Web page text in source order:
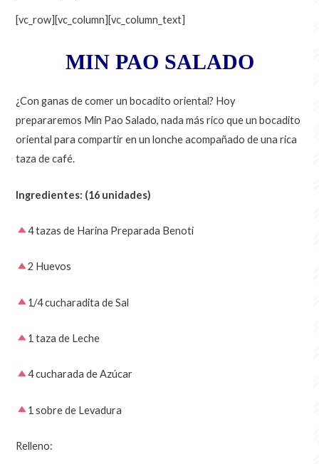
[vc_row][vc_column][vc_column_text]
MIN PAO SALADO
¿Con ganas de comer un bocadito oriental? Hoy
prepararemos Min Pao Salado, nada más rico que un bocadito
oriental para compartir en un lonche acompañado de una rica
taza de café.
Ingredientes: (16 unidades)
4 tazas de Harina Preparada Benoti
2 Huevos
1/4 cucharadita de Sal
1 taza de Leche
4 cucharada de Azúcar
1 sobre de Levadura
Relleno: